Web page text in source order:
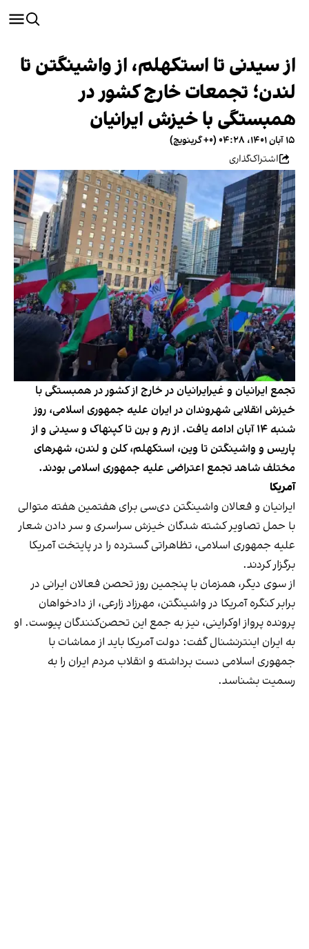
از سیدنی تا استکهلم، از واشینگتن تا
لندن؛ تجمعات خارج کشور در
همبستگی با خیزش ایرانیان
۱۵ آبان ۱۴۰۱، ۰۴:۲۸ (‎+۰ گرینویچ)
اشتراک‌گذاری
تجمع ایرانیان و غیرایرانیان در خارج از کشور در همبستگی با
خیزش انقلابی شهروندان در ایران علیه جمهوری اسلامی، روز
شنبه ۱۴ آبان ادامه یافت. از رم و برن تا کپنهاک و سیدنی و از
پاریس و واشینگتن تا وین، استکهلم، کلن و لندن، شهرهای
مختلف شاهد تجمع اعتراضی علیه جمهوری اسلامی بودند.
آمریکا
ایرانیان و فعالان واشینگتن دی‌سی برای هفتمین هفته متوالی
با حمل تصاویر کشته شدگان خیزش سراسری و سر دادن شعار‌
علیه جمهوری اسلامی، تظاهراتی گسترده را در پایتخت آمریکا
برگزار کردند.
از سوی دیگر، همزمان با پنجمین روز تحصن فعالان ایرانی در
برابر کنگره آمریکا در واشینگتن، مهرزاد زارعی، از دادخواهان
پرونده پرواز اوکراینی، نیز به جمع این تحصن‌کنندگان پیوست. او
به ایران اینترنشنال گفت: دولت آمریکا باید از مماشات با
جمهوری اسلامی دست برداشته و انقلاب مردم ایران را به
رسمیت بشناسد.